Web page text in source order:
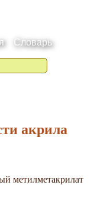
Словарь
акрила
метилметакрилат